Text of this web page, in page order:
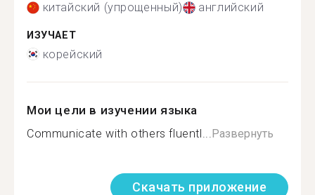
китайский (упрощенный) английский
ИЗУЧАЕТ
корейский
Мои цели в изучении языка
Communicate with others fluentl... Развернуть
Скачать приложение